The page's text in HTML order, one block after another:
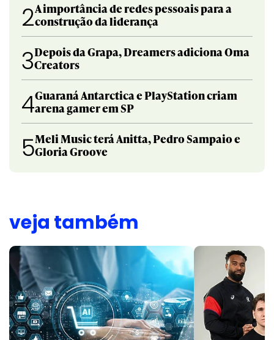
2A importância de redes pessoais para a
construção da liderança
3Depois da Grapa, Dreamers adiciona Oma
Creators
4Guaraná Antarctica e PlayStation criam
arena gamer em SP
5Meli Music terá Anitta, Pedro Sampaio e
Gloria Groove
veja também